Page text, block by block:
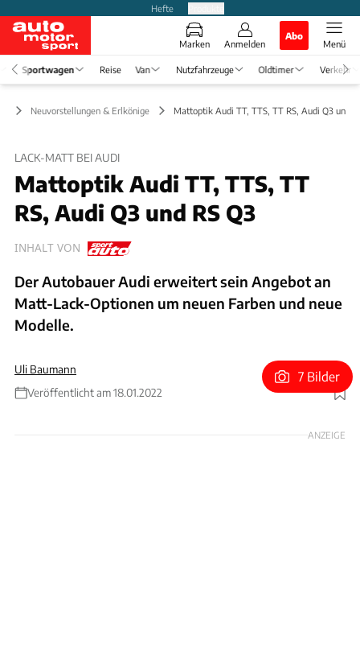
Hefte
Marken Anmelden
Abo
Menü
Sportwagen Reise Van Nutzfahrzeuge Oldtimer Verkehr
Neuvorstellungen & Erlkönige Mattoptik Audi TT, TTS, TT RS, Audi Q3 und
LACK-MATT BEI AUDI
Mattoptik Audi TT, TTS, TT
RS, Audi Q3 und RS Q3
INHALT VON
Der Autobauer Audi erweitert sein Angebot an
Matt-Lack-Optionen um neuen Farben und neue
Modelle.
Uli Baumann
Veröffentlicht am 18.01.2022
Foto: Audi
7 Bilder
ANZEIGE